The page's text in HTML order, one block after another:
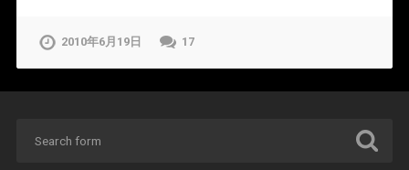
2010年6月19日 17